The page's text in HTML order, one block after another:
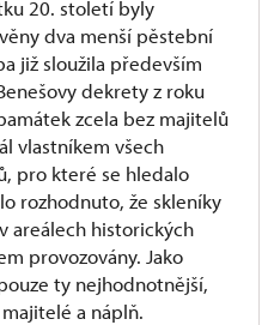
20. století byly
dva menší pěstební
již sloužila především
dekrety z roku
zcela bez majitelů
vlastníkem všech
pro které se hledalo
rozhodnuto, že skleníky
areálech historických
provozovány. Jako
ty nejhodnotnější,
a náplň.